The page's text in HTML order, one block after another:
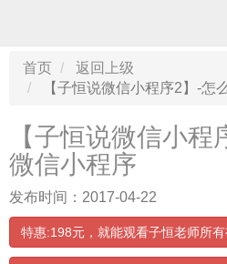
首页
返回上级
【子恒说微信小程序2】-怎
【子恒说微信小
微信小程序
发布时间：2017-04-22
特惠:198元，就能观看子恒老师所